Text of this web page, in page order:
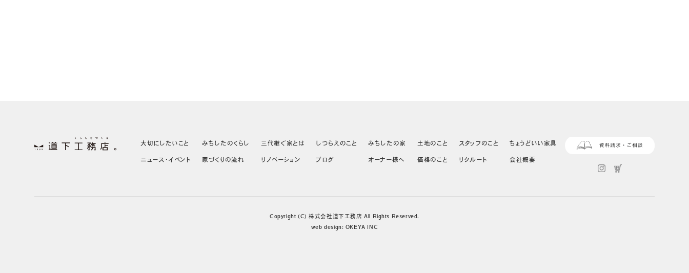
大切にしたいこと みちしたのくらし 三代継ぐ家とは しつらえのこと みちしたの家 土地のこと スタッフのこと ちょうどいい家具
ニュース・イベント 家づくりの流れ リノベーション ブログ オーナー様へ 価格のこと リクルート 会社概要
Copyright (C) 株式会社道下工務店 All Rights Reserved.
web design: OKEYA INC